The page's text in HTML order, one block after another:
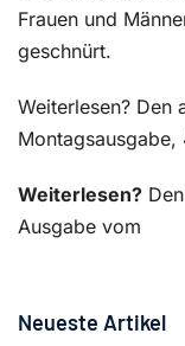
Frauen und
geschnürt.
Weiterlesen? Den
Weiterlesen?
Ausgabe vom
Neueste Artikel